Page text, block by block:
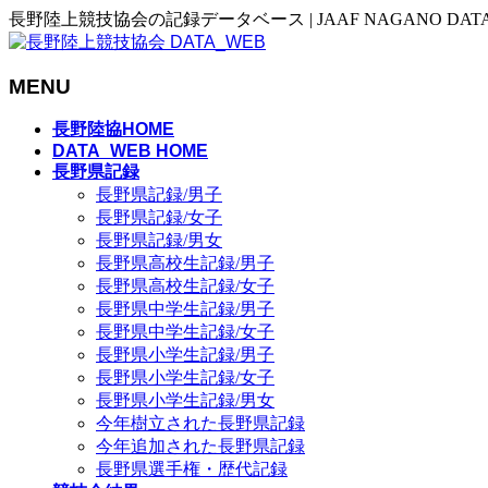
長野陸上競技協会の記録データベース | JAAF NAGANO
MENU
長野陸協HOME
DATA_WEB HOME
長野県記録
長野県記録/男子
長野県記録/女子
長野県記録/男女
長野県高校生記録/男子
長野県高校生記録/女子
長野県中学生記録/男子
長野県中学生記録/女子
長野県小学生記録/男子
長野県小学生記録/女子
長野県小学生記録/男女
今年樹立された長野県記録
今年追加された長野県記録
長野県選手権・歴代記録